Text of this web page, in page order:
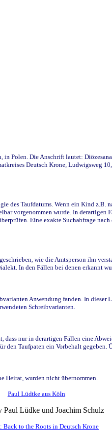
Polen. Die Anschrift lautet:
Deutsch Krone, Ludwigsweg
Taufdatums. Wenn ein Kind
vorgenommen wurde. In
Eine exakte Suchabfrage
wie die Amtsperson ihn
In den Fällen bei denen erkannt
Anwendung fanden. In
Schreibvarianten.
nur in derartigen Fällen eine
Taufpaten ein Vorbehalt gegeben.
Heirat, wurden nicht übernommen.
Paul Lüdtke aus Köln
Paul Lüdke und Joachim Schulz
Back to the Roots in Deutsch Krone